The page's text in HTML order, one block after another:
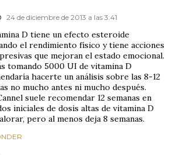
24 de diciembre de 2013 a las 3:41
D tiene un efecto esteroide
el rendimiento físico y tiene acciones
que mejoran el estado emocional.
tomando 5000 UI de vitamina D
hacerte un análisis sobre las 8-12
no mucho antes ni mucho después.
suele recomendar 12 semanas en
iniciales de dosis altas de vitamina D
pero al menos deja 8 semanas.